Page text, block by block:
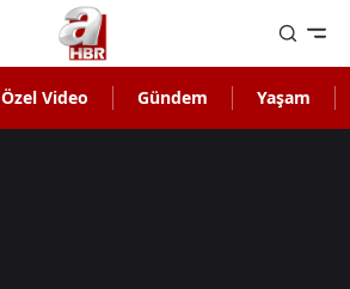
Özel Video Gündem Yaşam